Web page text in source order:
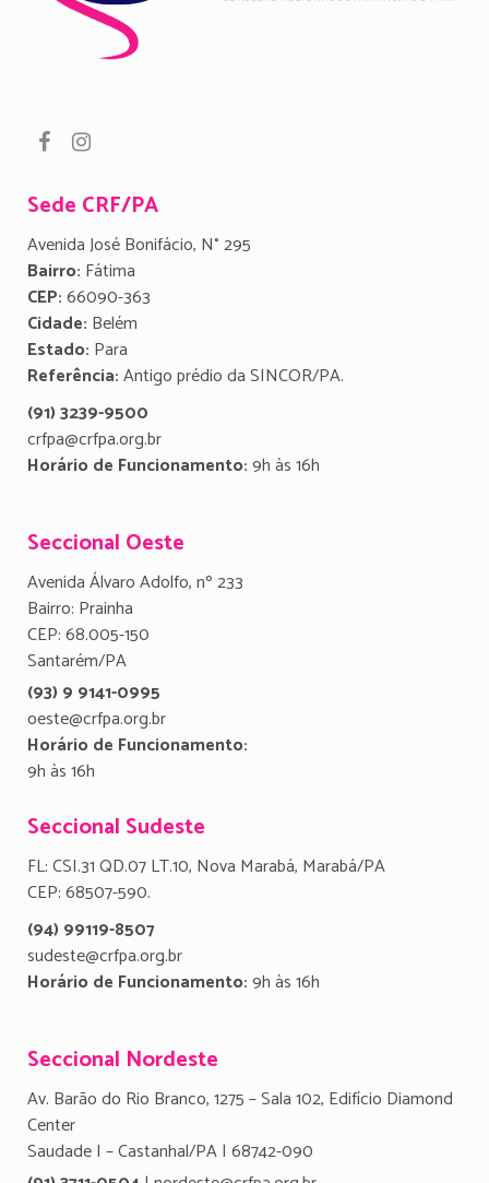
Sede CRF/PA
Avenida José Bonifácio, N° 295
Bairro: Fátima
CEP:66090-363
Cidade: Belém
Estado: Para
Referência:Antigo prédio da SINCOR/PA.
(91) 3239-9500
crfpa@crfpa.org.br
Horário de Funcionamento:9h às 16h
Seccional Oeste
Avenida Álvaro Adolfo, nº 233
Bairro: Prainha
CEP: 68.005-150
Santarém/PA
(93) 9 9141-0995
oeste@crfpa.org.br
Horário de Funcionamento:
9h às 16h
Seccional Sudeste
FL: CSI.31 QD.07 LT.10, Nova Marabá, Marabá/PA
CEP: 68507-590.
(94) 99119-8507
sudeste@crfpa.org.br
Horário de Funcionamento:9h às 16h
Seccional Nordeste
Av. Barão do Rio Branco, 1275 – Sala 102, Edifício Diamond
Center
Saudade I – Castanhal/PA | 68742-090